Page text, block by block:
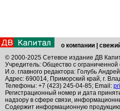
о компании
© 2000-2025 Сетевое издание ДВ
Учредитель: Общество с
И.о. главного редактора: Голубь
Адрес: 690014, Приморский край, г.
Телефоны: +7 (423) 245-04-85; Email:
Регистрационный номер и дата
надзору в сфере связи,
Содержит информационную продукцию